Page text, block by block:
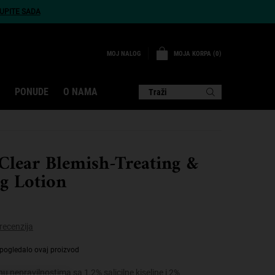
SADA
MOJ NALOG MOJA KORPA 0
0 PROIZVOD
PONUDE O NAMA Traži
Blemish-Treating &
Lotion
ovaj proizvod
nepravilnostima sa 1,2% salicilne kiseline i 2%